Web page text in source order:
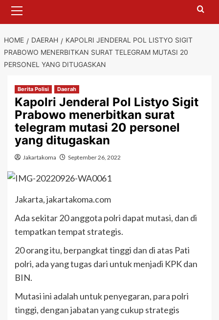
Menu
HOME DAERAH
KAPOLRI JENDERAL POL LISTYO SIGIT
PRABOWO MENERBITKAN SURAT TELEGRAM MUTASI 20
PERSONEL YANG DITUGASKAN
Berita Polisi Daerah
Kapolri Jenderal Pol Listyo Sigit
Prabowo menerbitkan surat
telegram mutasi 20 personel
yang ditugaskan
Jakartakoma September 26, 2022
Jakarta, jakartakoma.com
Ada sekitar 20 anggota polri dapat mutasi, dan di
tempatkan tempat strategis.
20 orang itu, berpangkat tinggi dan di atas Pati
polri, ada yang tugas dari untuk menjadi KPK dan
BIN.
Mutasi ini adalah untuk penyegaran, para polri
tinggi, dengan jabatan yang cukup strategis